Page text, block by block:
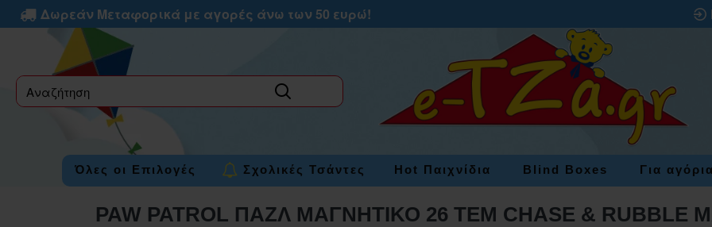
Δωρεάν Μεταφορικά με αγορές άνω των 50 ευρώ!
label
Όλες οι Επιλογές Σχολικές Τσάντες Hot Παιχνίδια Blind Boxes Για αγόρια
PAW PATROL ΠΑΖΛ ΜΑΓΝΗΤΙΚΟ 26 ΤΕΜ CHASE & RUBBLE